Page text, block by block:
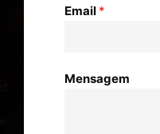
Email *
Mensagem